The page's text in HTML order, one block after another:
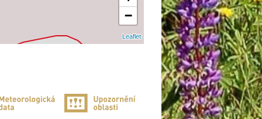
−
Leaflet